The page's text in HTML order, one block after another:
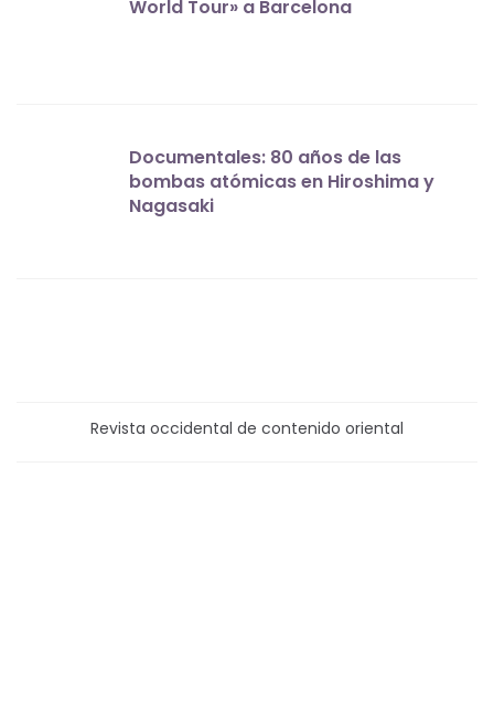
World Tour» a Barcelona
Documentales: 80 años de las
bombas atómicas en Hiroshima y
Nagasaki
Revista occidental de contenido oriental